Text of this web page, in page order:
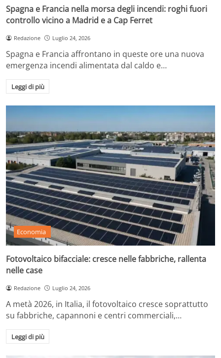
Spagna e Francia nella morsa degli incendi: roghi fuori
controllo vicino a Madrid e a Cap Ferret
Redazione Luglio 24, 2026
Spagna e Francia affrontano in queste ore una nuova
emergenza incendi alimentata dal caldo e…
Leggi di più
Economia
Fotovoltaico bifacciale: cresce nelle fabbriche, rallenta
nelle case
Redazione Luglio 24, 2026
A metà 2026, in Italia, il fotovoltaico cresce soprattutto
su fabbriche, capannoni e centri commerciali,…
Leggi di più